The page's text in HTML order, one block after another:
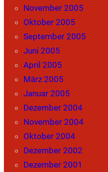
November 2005
Oktober 2005
September 2005
Juni 2005
April 2005
März 2005
Januar 2005
Dezember 2004
November 2004
Oktober 2004
Dezember 2002
Dezember 2001